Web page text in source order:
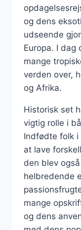
og dens
udseende
Europa. I dag
mange
verden over,
og Afrika.
Historisk set
vigtig rolle i
Indfødte folk i
at lave
den blev
helbredende
mange
og dens